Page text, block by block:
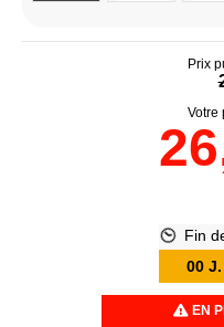
Prix
Votre
Fin
00 J.
EN